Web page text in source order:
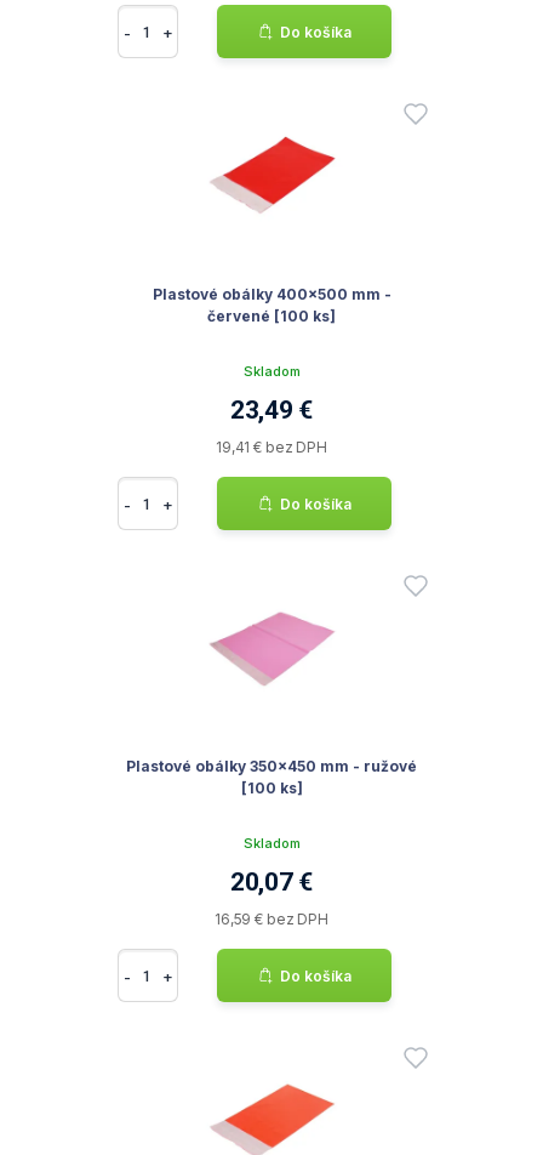
- + Do košíka
Plastové obálky 400x500 mm -
červené [100 ks]
Skladom
23,49 €
19,41 € bez DPH
- + Do košíka
Plastové obálky 350x450 mm - ružové
[100 ks]
Skladom
20,07 €
16,59 € bez DPH
- + Do košíka